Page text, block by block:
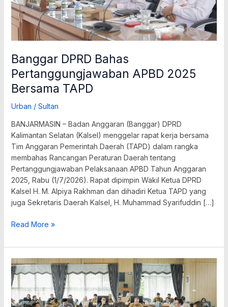
Banggar DPRD Bahas
Pertanggungjawaban APBD 2025
Bersama TAPD
Urban / Sultan
BANJARMASIN – Badan Anggaran (Banggar) DPRD
Kalimantan Selatan (Kalsel) menggelar rapat kerja bersama
Tim Anggaran Pemerintah Daerah (TAPD) dalam rangka
membahas Rancangan Peraturan Daerah tentang
Pertanggungjawaban Pelaksanaan APBD Tahun Anggaran
2025, Rabu (1/7/2026). Rapat dipimpin Wakil Ketua DPRD
Kalsel H. M. Alpiya Rakhman dan dihadiri Ketua TAPD yang
juga Sekretaris Daerah Kalsel, H. Muhammad Syarifuddin […]
Read More »
Alokasi
Dana
Pendidikan
Kalsel